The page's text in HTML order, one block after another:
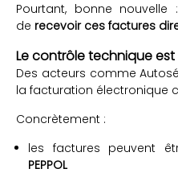
Pourtant, bonne
de recevoir ces factures
Le contrôle technique est
Des acteurs comme
la facturation électronique
Concrètement :
les factures peuvent
PEPPOL